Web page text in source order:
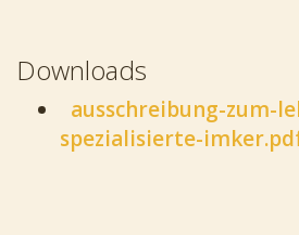
Downloads
ausschreibung-zum-
spezialisierte-